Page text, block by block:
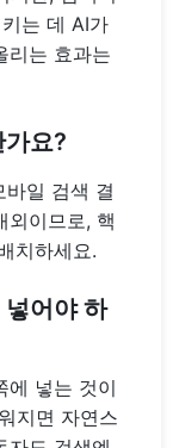
키는 데 AI가
리는 효과는
요?
일 검색 결
외이므로, 핵
치하세요.
어야 하
에 넣는 것이
지면 자연스